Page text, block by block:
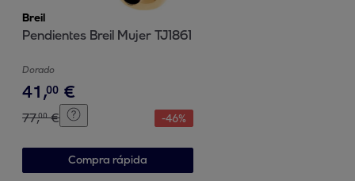
Breil
Pendientes Breil Mujer TJ1861
Dorado
41,00 €
77,00 € -46%
Compra rápida